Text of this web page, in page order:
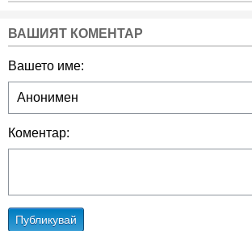
ВАШИЯТ КОМЕНТАР
Вашето име:
Коментар:
Публикувай